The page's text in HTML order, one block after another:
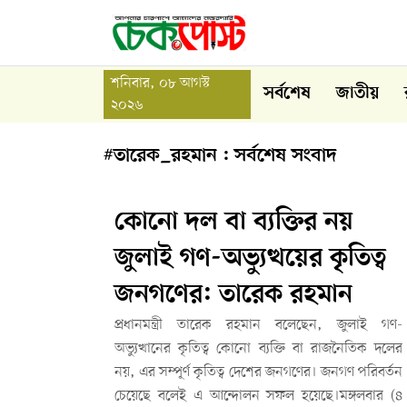
শনিবার, ০৮ আগস্ট
২০২৬
সর্বশেষ জাতীয়
#তারেক_রহমান : সর্বশেষ সংবাদ
কোনো দল বা ব্যক্তির নয়
জুলাই গণ-অভ্যুত্থয়ের কৃতিত্ব
জনগণের: তারেক রহমান
প্রধানমন্ত্রী তারেক রহমান বলেছেন, জুলাই গণ-
অভ্যুত্থানের কৃতিত্ব কোনো ব্যক্তি বা রাজনৈতিক দলের
নয়, এর সম্পূর্ণ কৃতিত্ব দেশের জনগণের। জনগণ পরিবর্তন
চেয়েছে বলেই এ আন্দোলন সফল হয়েছে।মঙ্গলবার (৪